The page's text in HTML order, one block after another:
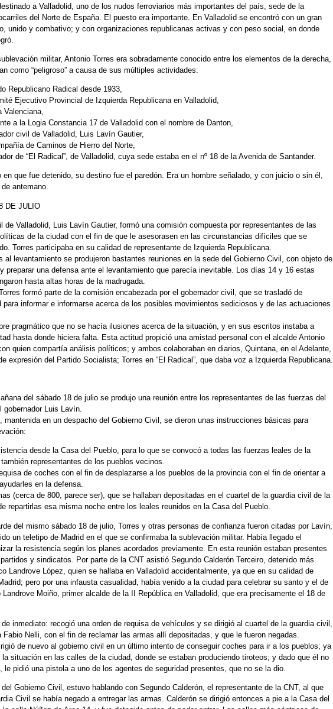
a Valladolid, uno de los nudos ferroviarios más importantes del país, sede de la
del Norte de España. El puesto era importante. En Valladolid se encontró con un gran
unido y combativo; y con organizaciones republicanas activas y con peso social, en donde
militar, Antonio Torres era sobradamente conocido entre los elementos de la derecha,
como “peligroso” a causa de sus múltiples actividades:
Republicano Radical desde 1933,
Ejecutivo Provincial de Izquierda Republicana en Valladolid,
Valenciana,
a la Logia Constancia 17 de Valladolid con el nombre de Danton,
civil de Valladolid, Luis Lavín Gautier,
de Caminos de Hierro del Norte,
de “El Radical”, de Valladolid, cuya sede estaba en el nº 18 de la Avenida de Santander.
en que fue detenido, su destino fue el paredón. Era un hombre señalado, y con juicio o sin él,
antemano.
DE JULIO
de Valladolid, Luis Lavín Gautier, formó una comisión compuesta por representantes de las
de la ciudad con el fin de que le asesorasen en las circunstancias difíciles que se
Torres participaba en su calidad de representante de Izquierda Republicana.
al levantamiento se produjeron bastantes reuniones en la sede del Gobierno Civil, con objeto de
preparar una defensa ante el levantamiento que parecía inevitable. Los días 14 y 16 estas
hasta altas horas de la madrugada.
formó parte de la comisión encabezada por el gobernador civil, que se trasladó de
para informar e informarse acerca de los posibles movimientos sediciosos y de las actuaciones
pragmático que no se hacía ilusiones acerca de la situación, y en sus escritos instaba a
hasta donde hiciera falta. Esta actitud propició una amistad personal con el alcalde Antonio
quien compartía análisis políticos; y ambos colaboraban en diarios, Quintana, en el Adelante,
expresión del Partido Socialista; Torres en “El Radical”, que daba voz a Izquierda Republicana.
del sábado 18 de julio se produjo una reunión entre los representantes de las fuerzas del
gobernador Luis Lavín.
mantenida en un despacho del Gobierno Civil, se dieron unas instrucciones básicas para
desde la Casa del Pueblo, para lo que se convocó a todas las fuerzas leales de la
representantes de los pueblos vecinos.
de coches con el fin de desplazarse a los pueblos de la provincia con el fin de orientar a
en la defensa.
(cerca de 800, parece ser), que se hallaban depositadas en el cuartel de la guardia civil de la
repartirlas esa misma noche entre los leales reunidos en la Casa del Pueblo.
del mismo sábado 18 de julio, Torres y otras personas de confianza fueron citadas por Lavín,
un teletipo de Madrid en el que se confirmaba la sublevación militar. Había llegado el
la resistencia según los planes acordados previamente. En esta reunión estaban presentes
y sindicatos. Por parte de la CNT asistió Segundo Calderón Terceiro, detenido más
Landrove López, quien se hallaba en Valladolid accidentalmente, ya que en su calidad de
pero por una infausta casualidad, había venido a la ciudad para celebrar su santo y el de
Landrove Moiño, primer alcalde de la II República en Valladolid, que era precisamente el 18 de
inmediato: recogió una orden de requisa de vehículos y se dirigió al cuartel de la guardia civil,
Fabio Nelli, con el fin de reclamar las armas allí depositadas, y que le fueron negadas.
de nuevo al gobierno civil en un último intento de conseguir coches para ir a los pueblos; ya
la situación en las calles de la ciudad, donde se estaban produciendo tiroteos; y dado que él no
le pidió una pistola a uno de los agentes de seguridad presentes, que no se la dio.
Gobierno Civil, estuvo hablando con Segundo Calderón, el representante de la CNT, al que
Civil se había negado a entregar las armas. Calderón se dirigió entonces a pie a la Casa del